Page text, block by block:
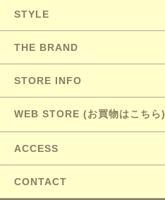
STYLE
THE BRAND
STORE INFO
WEB STORE (お買物はこちら)
ACCESS
CONTACT